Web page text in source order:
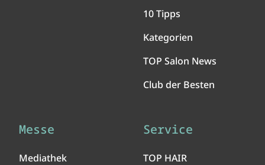
10 Tipps
Kategorien
TOP Salon News
Club der Besten
Messe
Mediathek
Service
TOP HAIR